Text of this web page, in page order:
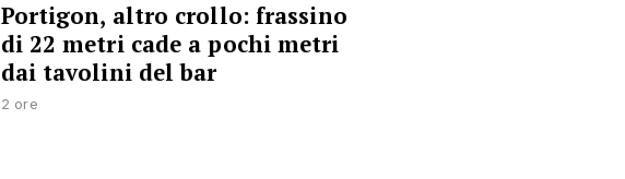
Portigon, altro crollo: frassino
di 22 metri cade a pochi metri
dai tavolini del bar
2 ore